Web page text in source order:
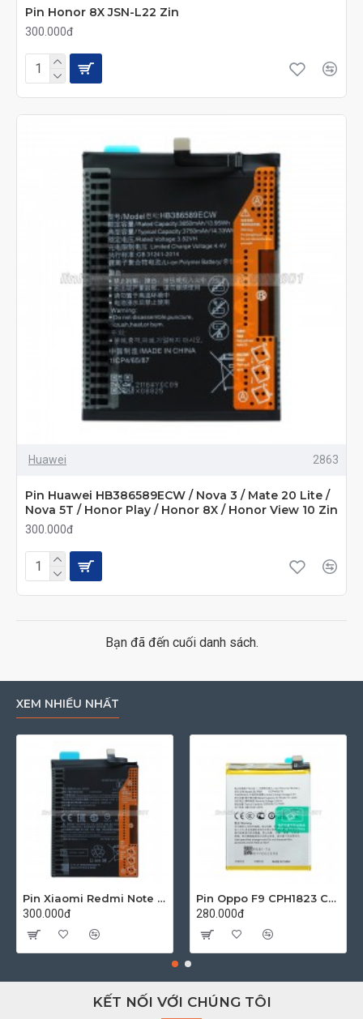
Pin Honor 8X JSN-L22 Zin
300.000đ
Huawei 2863
Pin Huawei HB386589ECW / Nova 3 / Mate 20 Lite /
Nova 5T / Honor Play / Honor 8X / Honor View 10 Zin
300.000đ
Bạn đã đến cuối danh sách.
XEM NHIỀU NHẤT
Pin Xiaomi Redmi Note 10 4G M2101K7AG Zin
300.000đ
Pin Oppo F9 CPH1823 CPH1825 Zin
280.000đ
KẾT NỐI VỚI CHÚNG TÔI